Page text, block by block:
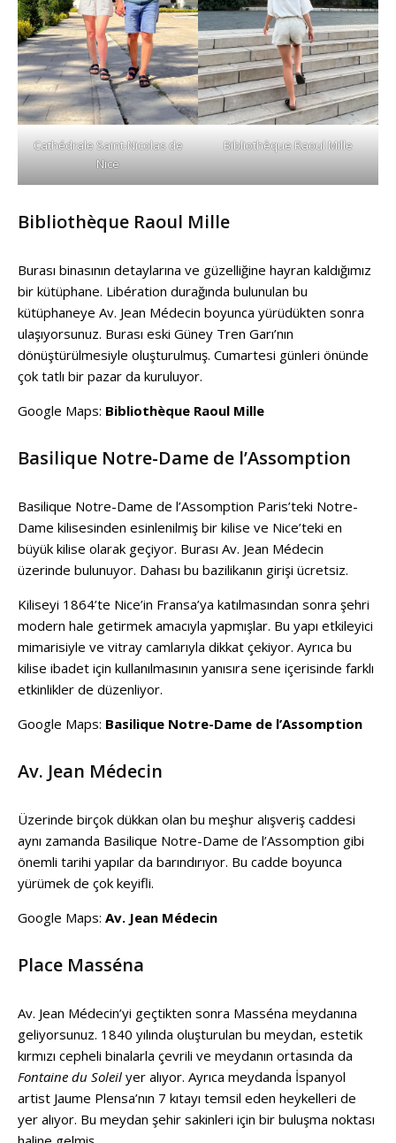
Cathédrale Saint-Nicolas de
Nice
Bibliothèque Raoul Mille
Bibliothèque Raoul Mille
Burası binasının detaylarına ve güzelliğine hayran kaldığımız
bir kütüphane. Libération durağında bulunulan bu
kütüphaneye Av. Jean Médecin boyunca yürüdükten sonra
ulaşıyorsunuz. Burası eski Güney Tren Garı’nın
dönüştürülmesiyle oluşturulmuş. Cumartesi günleri önünde
çok tatlı bir pazar da kuruluyor.
Google Maps: Bibliothèque Raoul Mille
Basilique Notre-Dame de l’Assomption
Basilique Notre-Dame de l’Assomption Paris’teki Notre-
Dame kilisesinden esinlenilmiş bir kilise ve Nice’teki en
büyük kilise olarak geçiyor. Burası Av. Jean Médecin
üzerinde bulunuyor. Dahası bu bazilikanın girişi ücretsiz.
Kiliseyi 1864’te Nice’in Fransa’ya katılmasından sonra şehri
modern hale getirmek amacıyla yapmışlar. Bu yapı etkileyici
mimarisiyle ve vitray camlarıyla dikkat çekiyor. Ayrıca bu
kilise ibadet için kullanılmasının yanısıra sene içerisinde farklı
etkinlikler de düzenliyor.
Google Maps: Basilique Notre-Dame de l’Assomption
Av. Jean Médecin
Üzerinde birçok dükkan olan bu meşhur alışveriş caddesi
aynı zamanda Basilique Notre-Dame de l’Assomption gibi
önemli tarihi yapılar da barındırıyor. Bu cadde boyunca
yürümek de çok keyifli.
Google Maps: Av. Jean Médecin
Place Masséna
Av. Jean Médecin’yi geçtikten sonra Masséna meydanına
geliyorsunuz. 1840 yılında oluşturulan bu meydan, estetik
kırmızı cepheli binalarla çevrili ve meydanın ortasında da
Fontaine du Soleil yer alıyor. Ayrıca meydanda İspanyol
artist Jaume Plensa’nın 7 kıtayı temsil eden heykelleri de
yer alıyor. Bu meydan şehir sakinleri için bir buluşma noktası